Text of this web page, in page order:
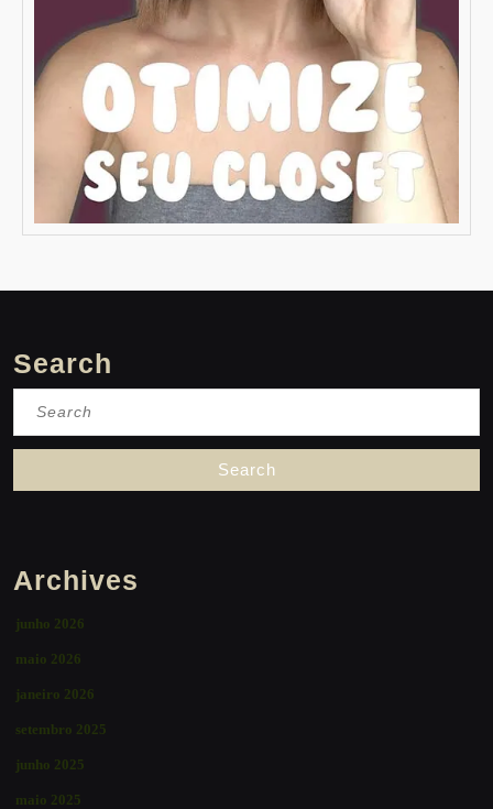
Search
Archives
junho 2026
maio 2026
janeiro 2026
setembro 2025
junho 2025
maio 2025